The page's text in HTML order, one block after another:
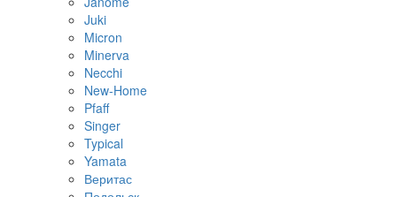
Juki
Micron
Minerva
Necchi
New-Home
Pfaff
Singer
Typical
Yamata
Веритас